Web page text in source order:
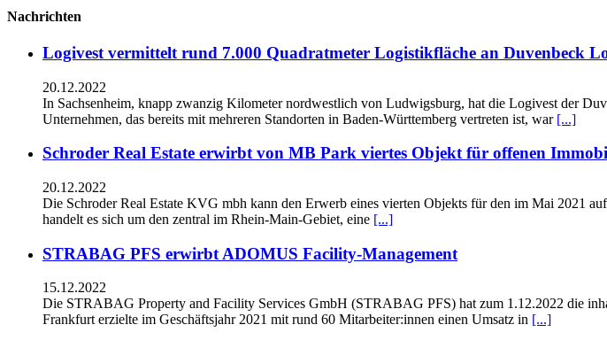
Nachrichten
Logivest vermittelt rund 7.000 Quadratmeter Logistikfläche an Duvenbeck
20.12.2022
In Sachsenheim, knapp zwanzig Kilometer nordwestlich von Ludwigsburg, hat die Logivest der
Unternehmen, das bereits mit mehreren Standorten in Baden-Württemberg vertreten ist, war [...]
Schroder Real Estate erwirbt von MB Park viertes Objekt für offenen
20.12.2022
Die Schroder Real Estate KVG mbh kann den Erwerb eines vierten Objekts für den im Mai 2021
handelt es sich um den zentral im Rhein-Main-Gebiet, eine [...]
STRABAG PFS erwirbt ADOMUS Facility-Management
15.12.2022
Die STRABAG Property and Facility Services GmbH (STRABAG PFS) hat zum 1.12.2022 die
Frankfurt erzielte im Geschäftsjahr 2021 mit rund 60 Mitarbeiter:innen einen Umsatz in [...]